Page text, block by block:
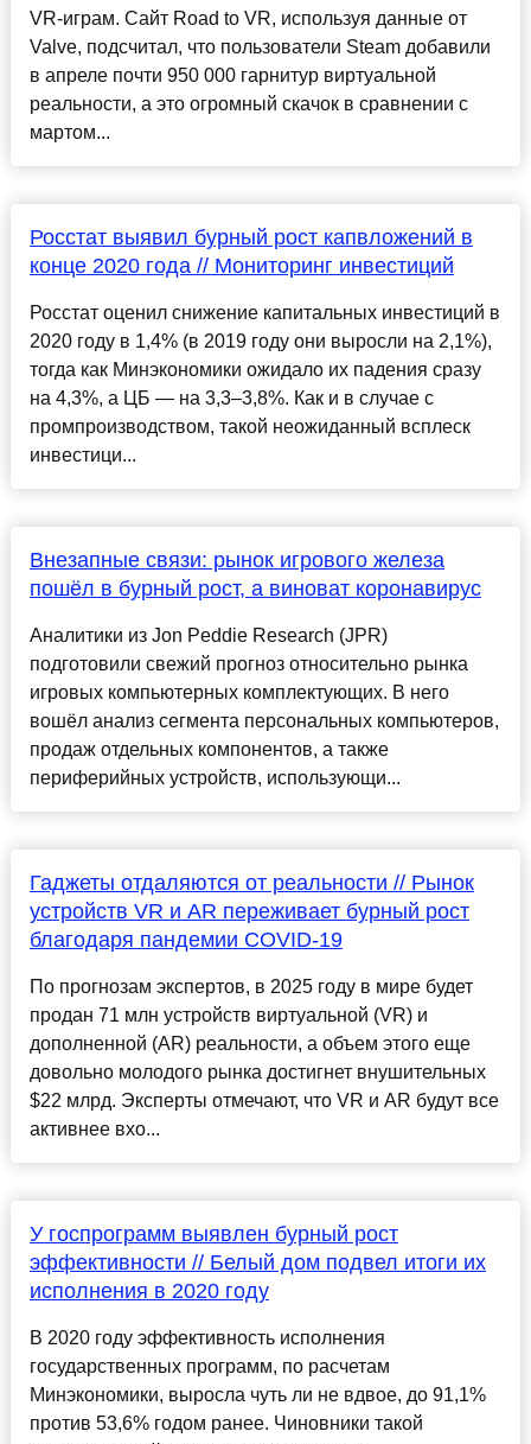
VR-играм. Сайт Road to VR, используя данные от
Valve, подсчитал, что пользователи Steam добавили
в апреле почти 950 000 гарнитур виртуальной
реальности, а это огромный скачок в сравнении с
мартом...
Росстат выявил бурный рост капвложений в
конце 2020 года // Мониторинг инвестиций
Росстат оценил снижение капитальных инвестиций в
2020 году в 1,4% (в 2019 году они выросли на 2,1%),
тогда как Минэкономики ожидало их падения сразу
на 4,3%, а ЦБ — на 3,3–3,8%. Как и в случае с
промпроизводством, такой неожиданный всплеск
инвестици...
Внезапные связи: рынок игрового железа
пошёл в бурный рост, а виноват коронавирус
Аналитики из Jon Peddie Research (JPR)
подготовили свежий прогноз относительно рынка
игровых компьютерных комплектующих. В него
вошёл анализ сегмента персональных компьютеров,
продаж отдельных компонентов, а также
периферийных устройств, использующи...
Гаджеты отдаляются от реальности // Рынок
устройств VR и AR переживает бурный рост
благодаря пандемии COVID-19
По прогнозам экспертов, в 2025 году в мире будет
продан 71 млн устройств виртуальной (VR) и
дополненной (AR) реальности, а объем этого еще
довольно молодого рынка достигнет внушительных
$22 млрд. Эксперты отмечают, что VR и AR будут все
активнее вхо...
У госпрограмм выявлен бурный рост
эффективности // Белый дом подвел итоги их
исполнения в 2020 году
В 2020 году эффективность исполнения
государственных программ, по расчетам
Минэкономики, выросла чуть ли не вдвое, до 91,1%
против 53,6% годом ранее. Чиновники такой